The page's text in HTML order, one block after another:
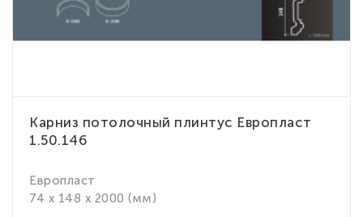
Карниз потолочный плинтус Европласт
1.50.146
Европласт
74 x 148 x 2000 (мм)